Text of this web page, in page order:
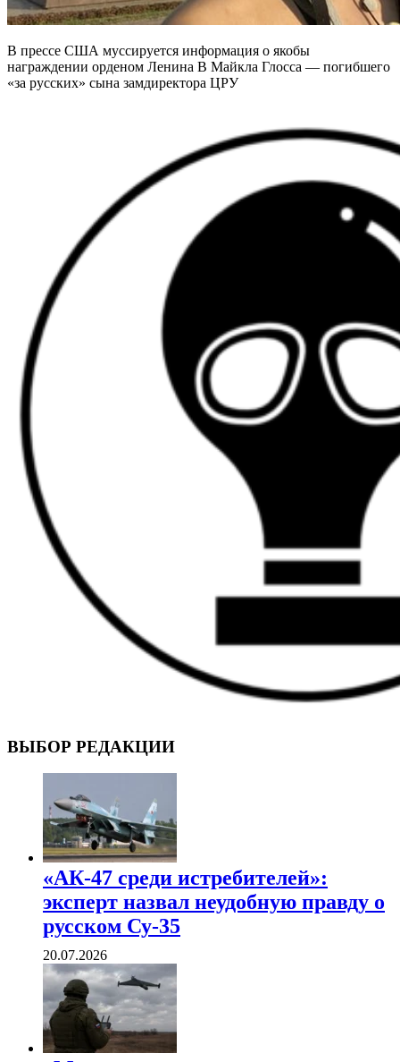
В прессе США муссируется информация о якобы
награждении орденом Ленина В Майкла Глосса — погибшего
«за русских» сына замдиректора ЦРУ
ВОЕННЫЕ СТРАНИЦЫ
СТАТЬИ ВОЕННОЙ ТЕМАТИКИ
ВЫБОР РЕДАКЦИИ
«АК-47 среди истребителей»:
эксперт назвал неудобную правду о
русском Су-35
20.07.2026